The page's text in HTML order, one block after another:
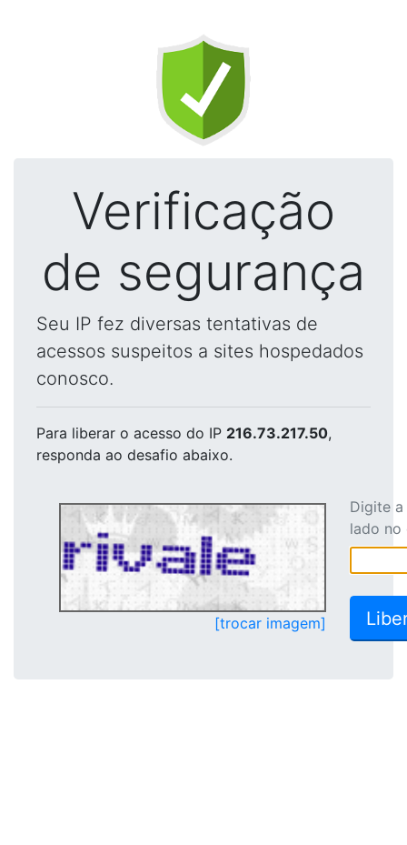
Verificação
de segurança
Seu IP fez diversas tentativas de
acessos suspeitos a sites hospedados
conosco.
Para liberar o acesso do IP 216.73.217.50,
responda ao desafio abaixo.
[trocar imagem]
Digite
lado no